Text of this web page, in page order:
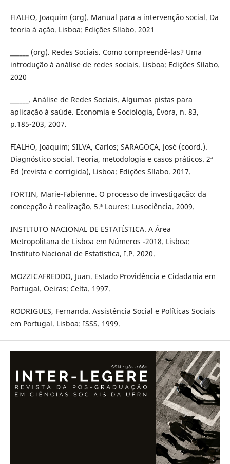
FIALHO, Joaquim (org). Manual para a intervenção social. Da
teoria à ação. Lisboa: Edições Sílabo. 2021
______ (org). Redes Sociais. Como compreendê-las? Uma
introdução à análise de redes sociais. Lisboa: Edições Sílabo.
2020
______. Análise de Redes Sociais. Algumas pistas para
aplicação à saúde. Economia e Sociologia, Évora, n. 83,
p.185-203, 2007.
FIALHO, Joaquim; SILVA, Carlos; SARAGOÇA, José (coord.).
Diagnóstico social. Teoria, metodologia e casos práticos. 2ª
Ed (revista e corrigida), Lisboa: Edições Sílabo. 2017.
FORTIN, Marie-Fabienne. O processo de investigação: da
concepção à realização. 5.ª Loures: Lusociência. 2009.
INSTITUTO NACIONAL DE ESTATÍSTICA. A Área
Metropolitana de Lisboa em Números -2018. Lisboa:
Instituto Nacional de Estatística, I.P. 2020.
MOZZICAFREDDO, Juan. Estado Providência e Cidadania em
Portugal. Oeiras: Celta. 1997.
RODRIGUES, Fernanda. Assistência Social e Políticas Sociais
em Portugal. Lisboa: ISSS. 1999.